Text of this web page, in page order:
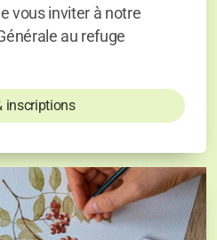
vous inviter à notre
au refuge
inscriptions